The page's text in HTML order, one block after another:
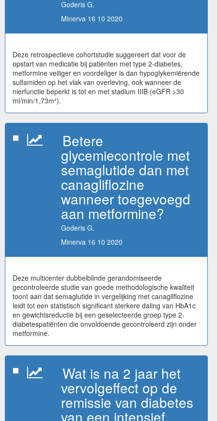
Goderis G.
Minerva 16 10 2020
Deze retrospectieve cohortstudie suggereert dat voor de
opstart van medicatie bij patiënten met type 2-diabetes,
metformine veiliger en voordeliger is dan hypoglykemiërende
sulfamiden op het vlak van overleving, ook wanneer de
nierfunctie beperkt is tot en met stadium IIIB (eGFR >30
ml/min/1,73m²).
Betere
glycemiecontrole met
semaglutide dan met
canagliflozine
wanneer toegevoegd
aan metformine?
Goderis G.
Minerva 16 10 2020
Deze multicenter dubbelblinde gerandomiseerde
gecontroleerde studie van goede methodologische kwaliteit
toont aan dat semaglutide in vergelijking met canagliflozine
leidt tot een statistisch significant sterkere daling van HbA1c
en gewichtsreductie bij een geselecteerde groep type 2-
diabetespatiënten die onvoldoende gecontroleerd zijn onder
metformine.
Wat is na 2 jaar het
vervolgeffect op de
remissie van diabetes
van een intensief